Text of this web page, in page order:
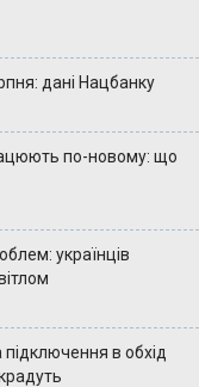
дані Нацбанку
по-новому: що
українців
підключення в обхід